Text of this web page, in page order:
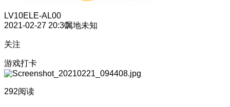
LV10ELE-AL00
2021-02-27 20:30属地未知
关注
游戏打卡
292阅读